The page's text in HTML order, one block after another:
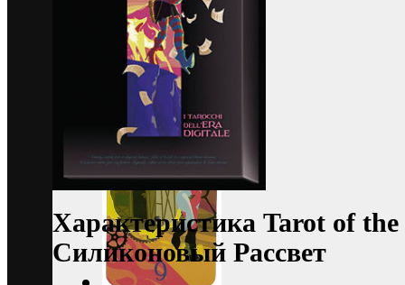
Характеристика Tarot of
Силиконовый Рассвет